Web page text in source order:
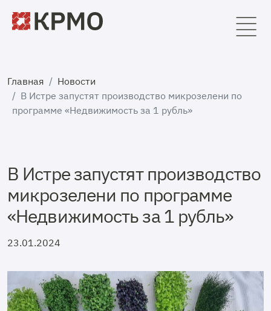
Главная
Новости
В Истре запустят производство микрозелени по
программе «Недвижимость за 1 рубль»
В Истре запустят производство
микрозелени по программе
«Недвижимость за 1 рубль»
23.01.2024